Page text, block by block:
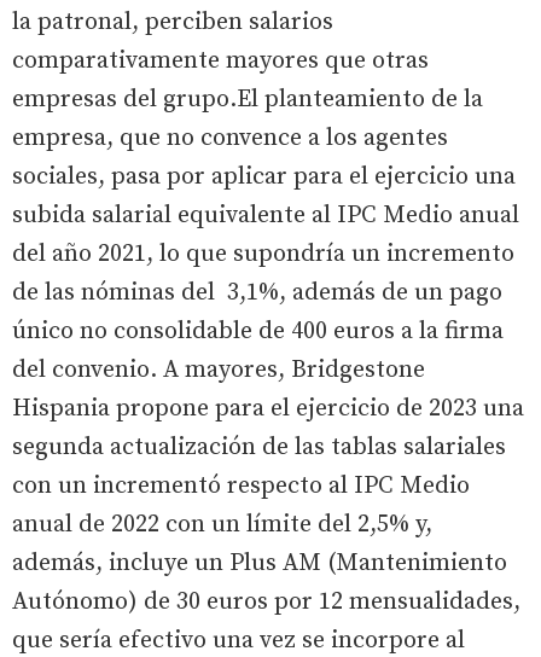
la patronal, perciben salarios
comparativamente mayores que otras
empresas del grupo.El planteamiento de la
empresa, que no convence a los agentes
sociales, pasa por aplicar para el ejercicio una
subida salarial equivalente al IPC Medio anual
del año 2021, lo que supondría un incremento
de las nóminas del 3,1%, además de un pago
único no consolidable de 400 euros a la firma
del convenio. A mayores, Bridgestone
Hispania propone para el ejercicio de 2023 una
segunda actualización de las tablas salariales
con un incrementó respecto al IPC Medio
anual de 2022 con un límite del 2,5% y,
además, incluye un Plus AM (Mantenimiento
Autónomo) de 30 euros por 12 mensualidades,
que sería efectivo una vez se incorpore al